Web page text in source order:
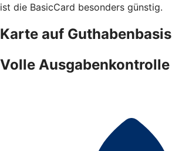
ist die BasicCard besonders günstig.
Karte auf Guthabenbasis
Volle Ausgabenkontrolle